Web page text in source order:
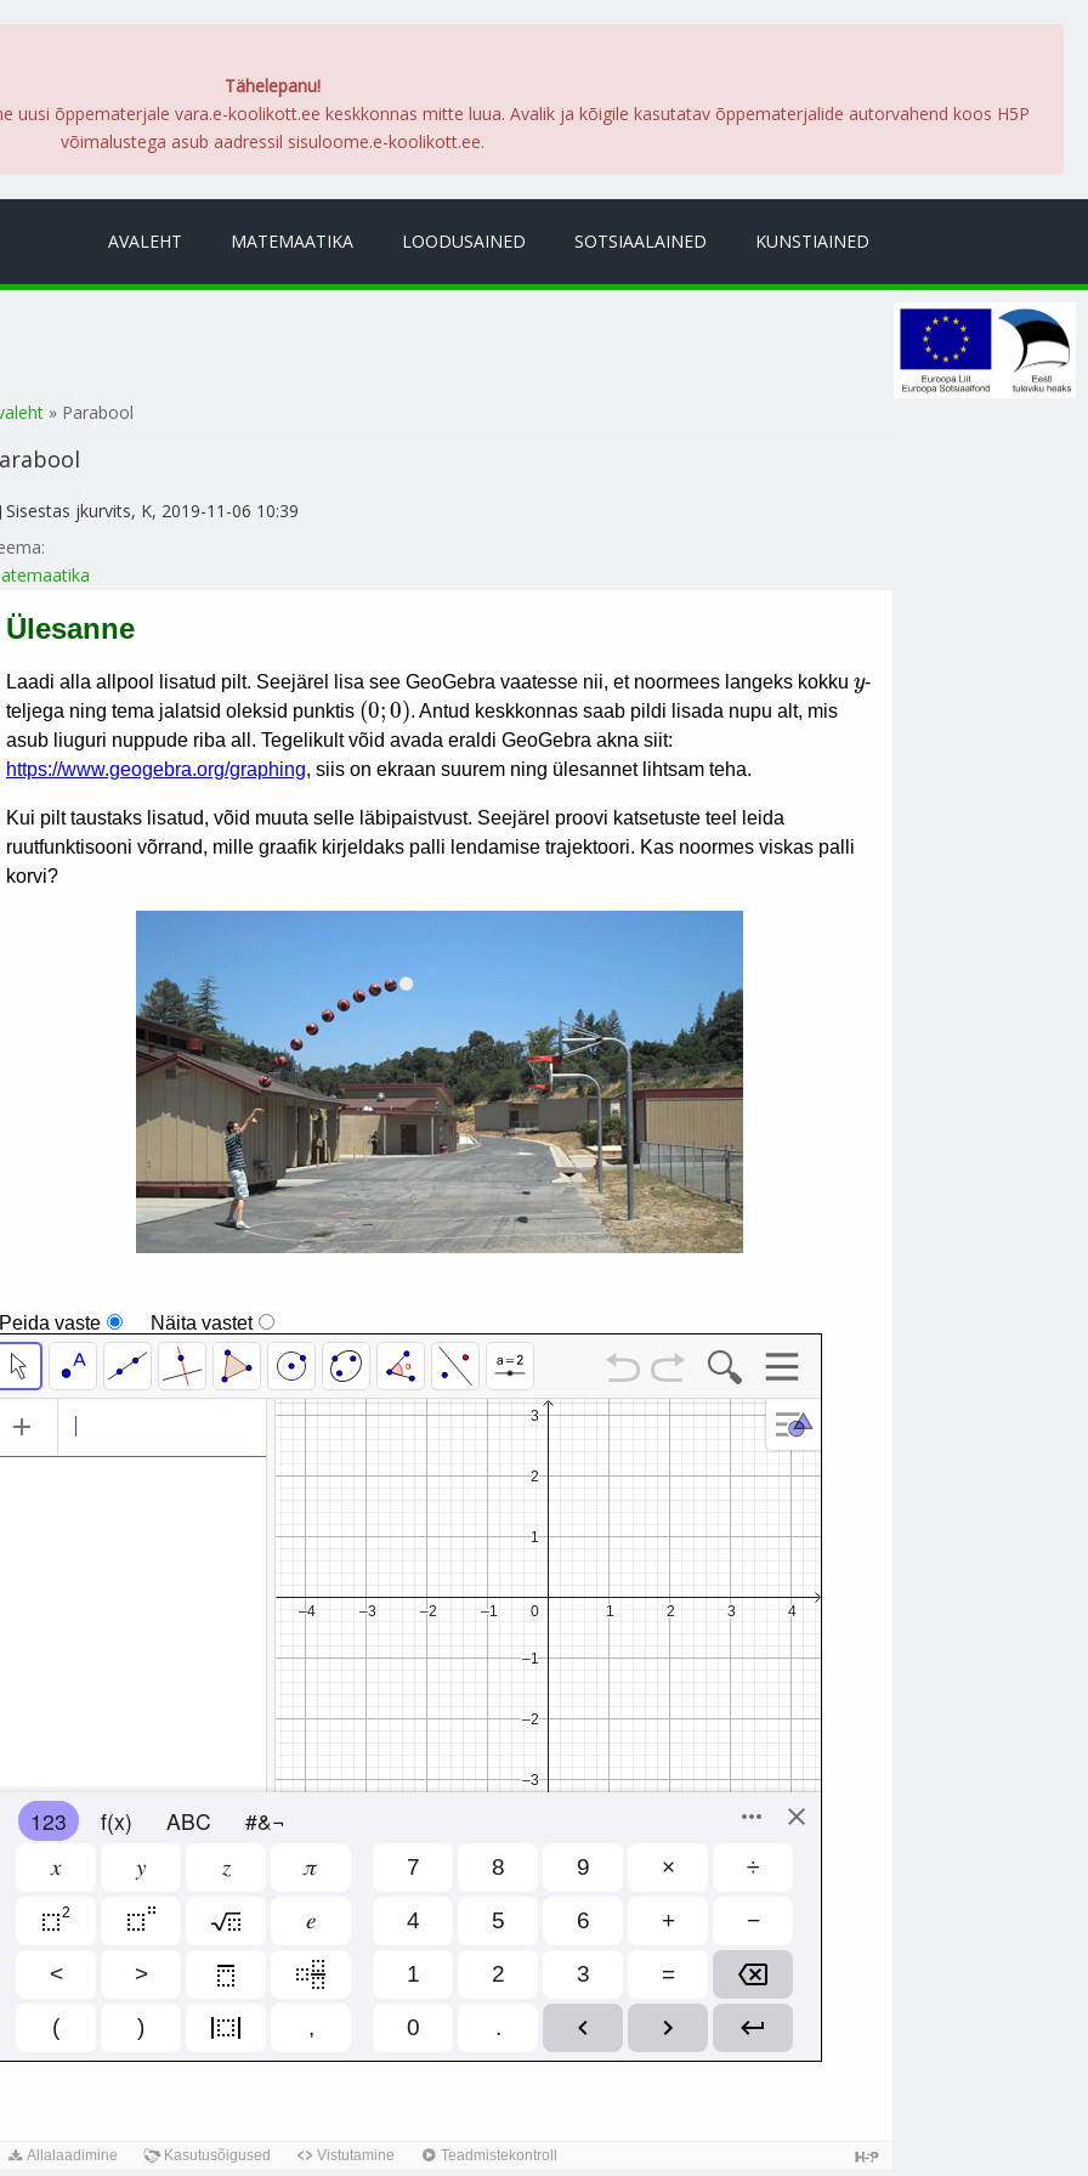
Tähelepanu!
uusi õppematerjale vara.e-koolikott.ee keskkonnas mitte luua. Avalik ja kõigile kasutatav õppematerjalide autorvahend koos H5P
võimalustega asub aadressil sisuloome.e-koolikott.ee.
AVALEHT MATEMAATIKA LOODUSAINED SOTSIAALAINED KUNSTIAINED
oled siin
» Parabool
Sisestas jkurvits, K, 2019-11-06 10:39